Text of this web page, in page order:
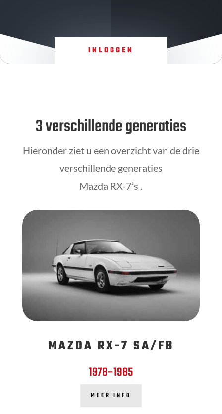
INLOGGEN
3 verschillende generaties
Hieronder ziet u een overzicht van de drie
verschillende generaties
Mazda RX-7’s .
MAZDA RX-7 SA/FB
1978–1985
MEER INFO